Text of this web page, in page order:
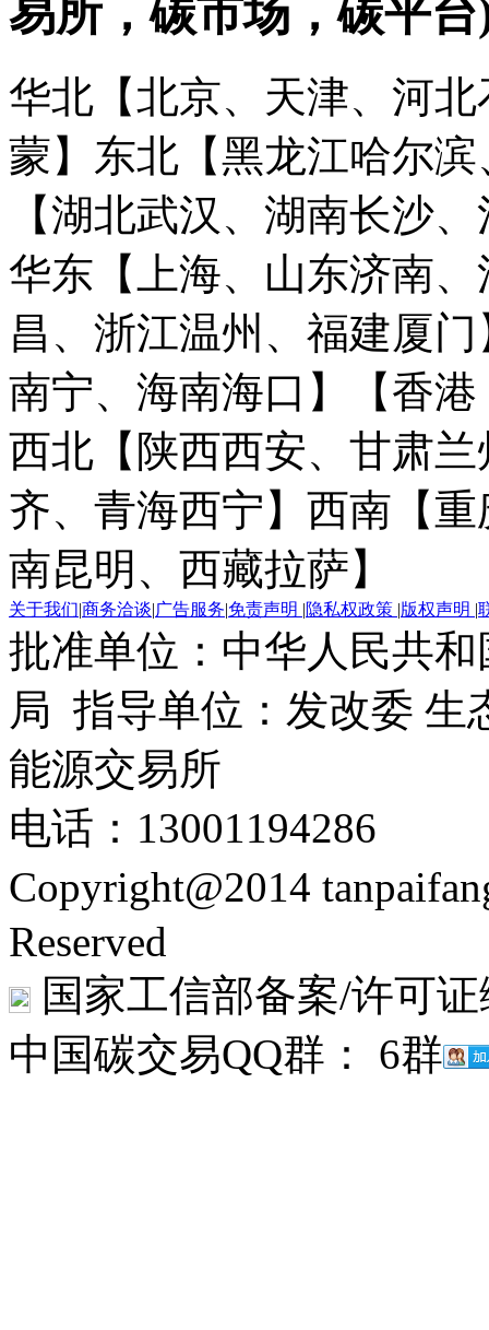
易所，碳市场，碳平台
华北【北京、天津、河
蒙】 东北【黑龙江哈尔
【湖北武汉、湖南长沙
华东【上海、山东济南
昌、浙江温州、福建厦门
南宁、海南海口】
【香
西北【陕西西安、甘肃
齐、青海西宁】 西南【
南昆明、西藏拉萨】
关于我们|商务洽谈|广告服务|免责声明 |隐私权政策 |版权声明 |
批准单位：中华人民共
局 指导单位：发改委 生
能源交易所
电话：13001194286
Copyright@2014
Reserved
国家工信部备案/许可
中国碳交易QQ群： 6群